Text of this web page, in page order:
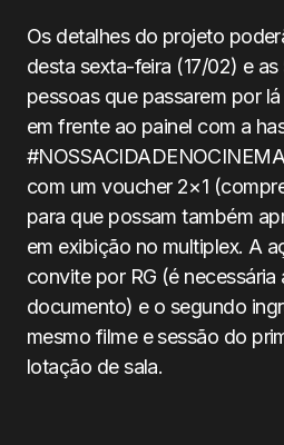
Os detalhes do projeto
desta sexta-feira (17/02) e
pessoas que passarem por
em frente ao painel com a
com um voucher 2×1
para que possam também
em exibição no multiplex. A
convite por RG (é
documento) e o segundo
mesmo filme e sessão do
lotação de sala.